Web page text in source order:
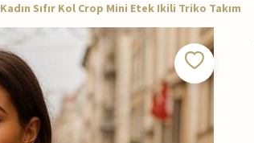
Kadın Sıfır Kol Crop Mini Etek Ikili Triko Takım